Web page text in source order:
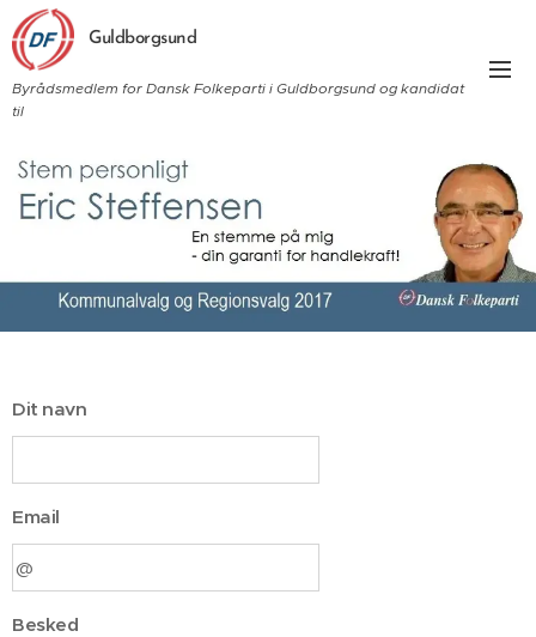
Guldborgsund
Byrådsmedlem for Dansk Folkeparti i Guldborgsund og kandidat
til
Dit navn
Email
Besked